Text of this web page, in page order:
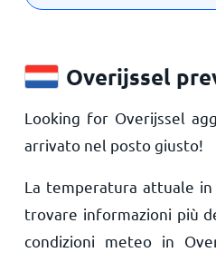
Overijssel
Looking for Overijssel
arrivato nel posto giusto!
La temperatura attuale in
trovare informazioni più
condizioni meteo in